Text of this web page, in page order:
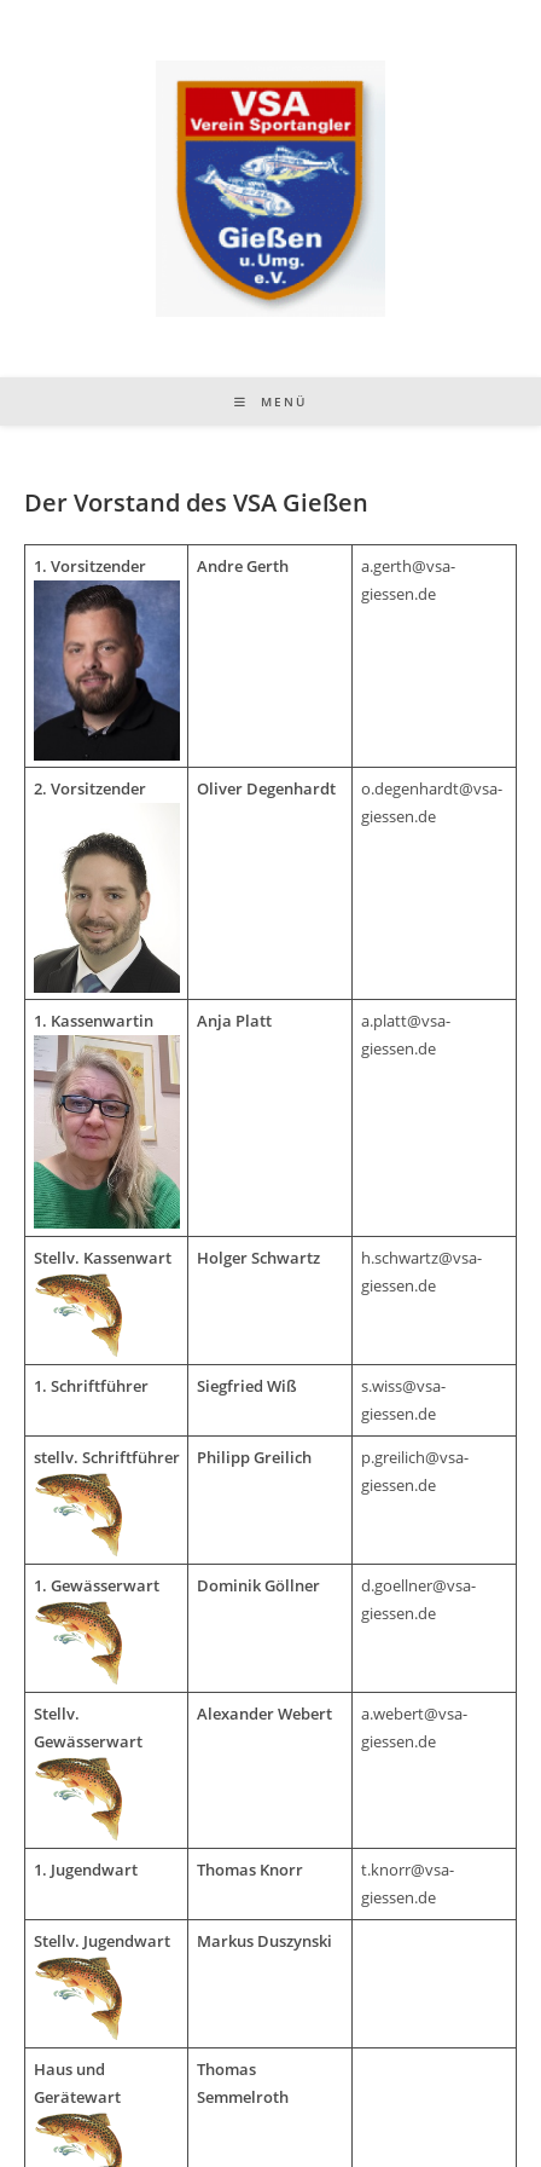
MENÜ
Der Vorstand des VSA Gießen
1. Vorsitzender Andre Gerth
a.gerth@vsa-
giessen.de
2. Vorsitzender Oliver Degenhardt
o.degenhardt@vsa-
giessen.de
1. Kassenwartin Anja Platt
a.platt@vsa-
giessen.de
Stellv. Kassenwart Holger Schwartz
h.schwartz@vsa-
giessen.de
1. Schriftführer Siegfried Wiß
s.wiss@vsa-
giessen.de
stellv. Schriftführer
Philipp Greilich
p.greilich@vsa-
giessen.de
1. Gewässerwart Dominik Göllner
d.goellner@vsa-
giessen.de
Stellv.
Gewässerwart
Alexander Webert
a.webert@vsa-
giessen.de
1. Jugendwart Thomas Knorr
t.knorr@vsa-
giessen.de
Stellv. Jugendwart
Markus Duszynski
Haus und
Gerätewart
Thomas
Semmelroth